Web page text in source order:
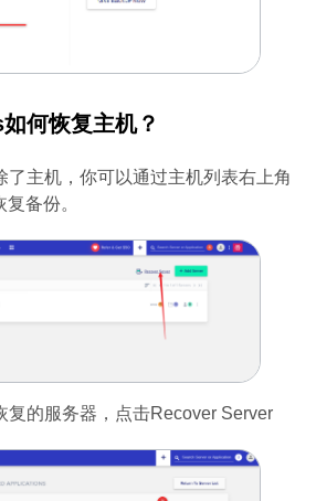
何恢复主机？
了主机，你可以通过主机列表右上角
备份。
复的服务器，点击Recover Server